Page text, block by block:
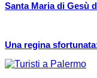
Santa Maria di Gesù
Una regina